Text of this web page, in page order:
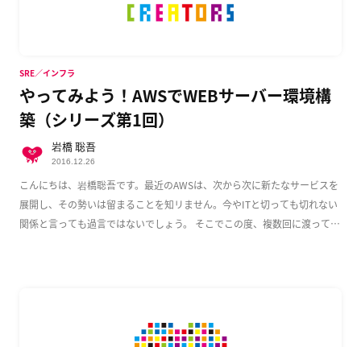
やってみよう！AWSでWEBサーバー環境構
築（シリーズ第1回）
こんにちは、岩橋聡吾です。最近のAWSは、次から次に新たなサービスを
展開し、その勢いは留まることを知リません。今やITと切っても切れない
関係と言っても過言ではないでしょう。 そこでこの度、複数回に渡って
SRE／インフラ
岩橋 聡吾
2016.12.26